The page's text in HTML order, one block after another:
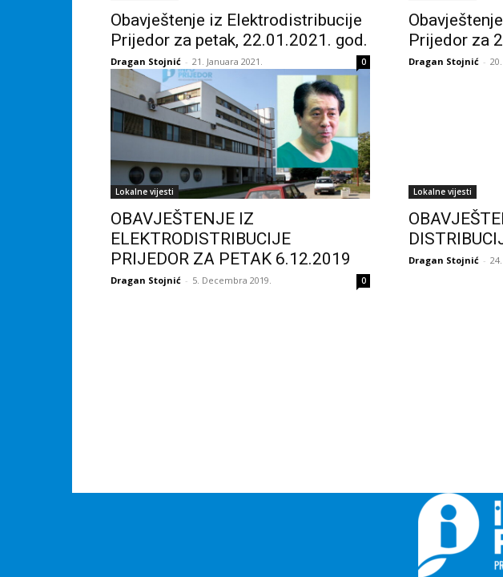
Obavještenje iz Elektrodistribucije
Prijedor za petak, 22.01.2021. god.
Dragan Stojnić - 21. Januara 2021. 0
Prijedor za
Dragan Stojnić -
Lokalne vijesti
OBAVJEŠTENJE IZ
ELEKTRODISTRIBUCIJE
PRIJEDOR ZA PETAK 6.12.2019
Dragan Stojnić - 5. Decembra 2019. 0
Lokalne vijesti
Dragan Stojnić -